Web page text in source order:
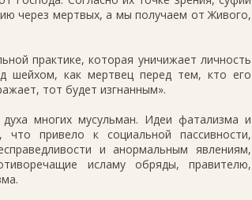
через мертвых, а мы получаем от Живого,
практике, которая уничижает личность
шейхом, как мертвец перед тем, кто его
тот будет изгнанным».
многих мусульман. Идеи фатализма и
привело к социальной пассивности,
и анормальным явлениям,
исламу обряды, правителю,